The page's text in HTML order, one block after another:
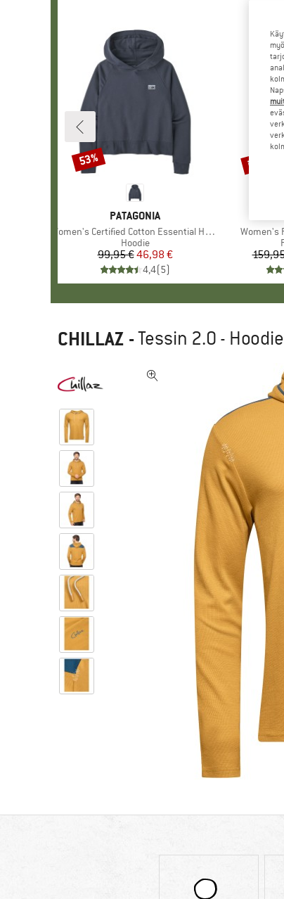
MERKKI
PATAGONIA
Tuote
Women's Certified Cotton Essential Hoody
Tuoteryhmä
Hoodie
Hinta
99,95 €Alennettu hinta
46,98 €
4,4(5)
Alennus
53%
Tuote
Women's
Alennus
jopa 25%
CHILLAZ -Tessin 2.0 - Hoodie